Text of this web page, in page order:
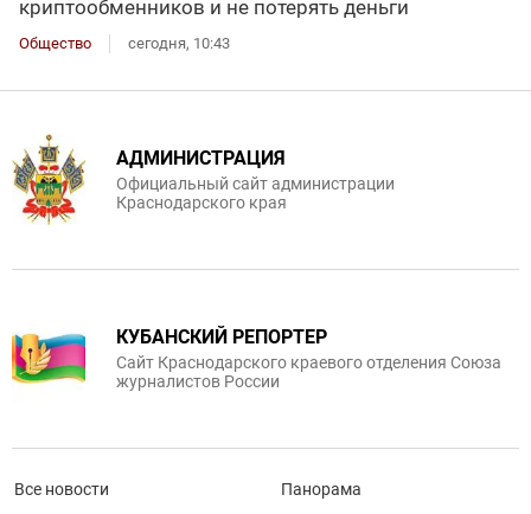
криптообменников и не потерять деньги
Общество сегодня, 10:43
АДМИНИСТРАЦИЯ
Официальный сайт администрации
Краснодарского края
КУБАНСКИЙ РЕПОРТЕР
Сайт Краснодарского краевого отделения Союза
журналистов России
Все новости Панорама